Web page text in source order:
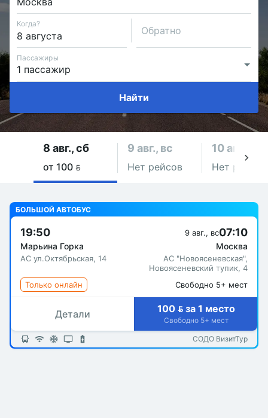
Когда?
Обратно
Пассажиры
Найти
8 авг., сб
от 100 
9 авг., вс
Нет рейсов
10 авг., пн
Нет рейсов
БОЛЬШОЙ АВТОБУС
19:50
Марьина Горка
АС ул.Октябрьская, 14
07:10
9 авг., вс
Москва
АС "Новоясеневская",
Новоясеневский тупик, 4
Только онлайн
Свободно 5+ мест
Детали 100  за 1 место
Свободно 5+ мест
СОДО ВизитТур